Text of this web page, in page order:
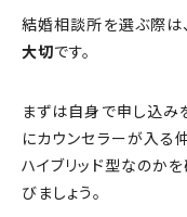
結婚相談所を選ぶ際は
大切です。
まずは自身で申し込み
にカウンセラーが入る
ハイブリッド型なのか
びましょう。